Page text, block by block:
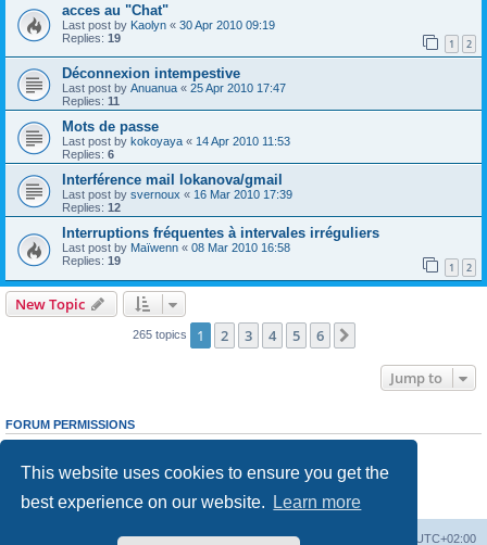
This website uses cookies to ensure you get the
best experience on our website.
Learn more
acces au "Chat"
Last post by Kaolyn « 30 Apr 2010 09:19
Replies: 19 1 2
Déconnexion intempestive
Last post by Anuanua « 25 Apr 2010 17:47
Replies: 11
Mots de passe
Last post by kokoyaya « 14 Apr 2010 11:53
Replies: 6
Interférence mail lokanova/gmail
Last post by svernoux « 16 Mar 2010 17:39
Replies: 12
Interruptions fréquentes à intervales irréguliers
Last post by Maïwenn « 08 Mar 2010 16:58
Replies: 19 1 2
New Topic
265 topics 1 2 3 4 5 6
Jump to
FORUM PERMISSIONS
cannotedit your posts in this forum
Youcannotpost attachments in this forum
UTC+02:00
Delete cookies